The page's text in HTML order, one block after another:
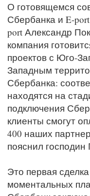
О готовящемся
Сбербанка и E-
port Александр
компания
проектов с Юго-
Западным
Сбербанка:
находятся на
подключения
клиенты смогут
400 наших
пояснил господин
Это первая
моментальных